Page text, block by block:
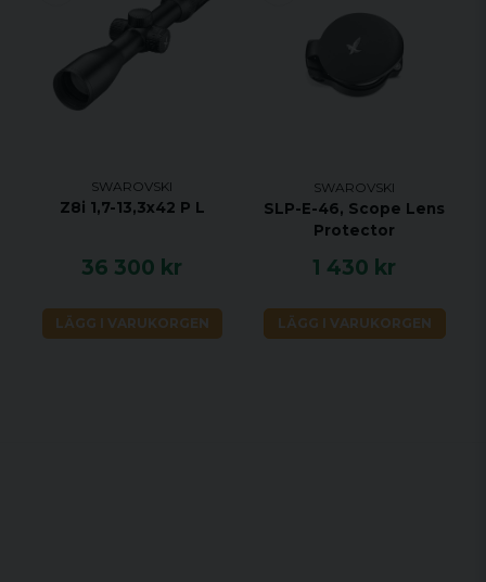
SWAROVSKI
Z8i 1,7-13,3x42 P L
36 300 kr
LÄGG I VARUKORGEN
SWAROVSKI
SLP-E-46, Scope Lens
Protector
1 430 kr
LÄGG I VARUKORGEN